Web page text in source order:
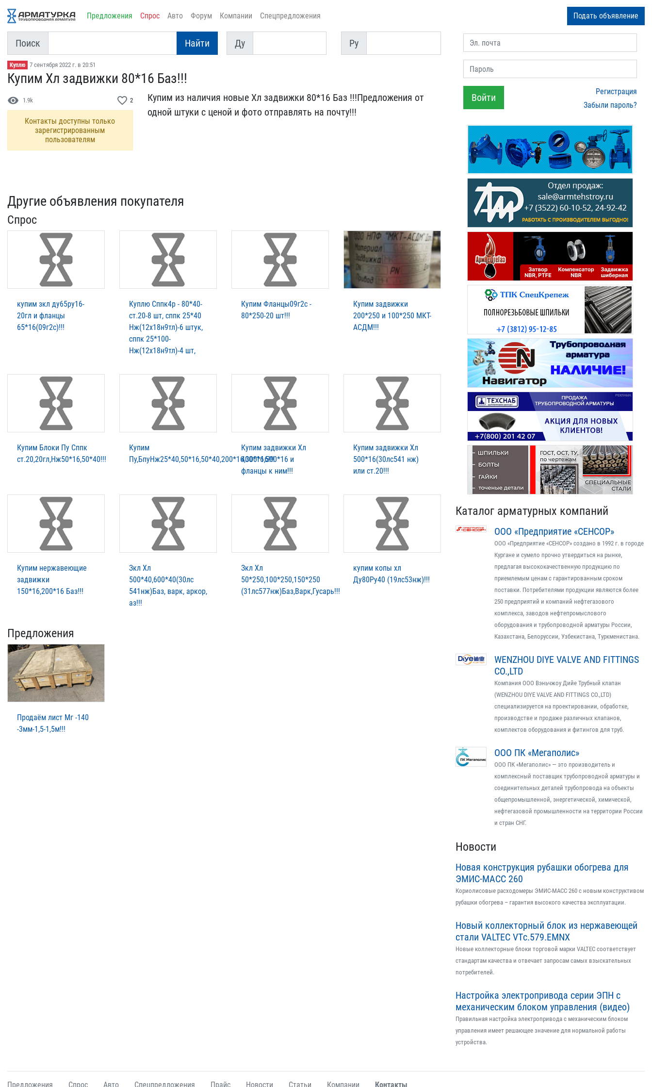
Предложения Спрос Авто Форум Компании Спецпредложения Подать объявление
Поиск Найти
Ду
Ду
Py
Py
Куплю 7 сентября 2022 г. в 20:51
Купим Хл задвижки 80*16​ Баз!!!
visibility 1.9k favorite_border 2
Контакты доступны только
зарегистрированным
пользователям
Купим из наличия новые Х​л задвижки 80*16 Баз !!​!Предложения от
одной шт​уки с ценой и фото отпр​авлять на почту!!!
Другие объявления покупателя
Спрос
купим зкл ду65ру16-
20гл и фланцы
65*16(09г2с)!!!
Куплю Сппк4р - 80*40-
ст.20-8 шт, сппк 25*40
Нж(12х18н9тл)-6 штук,
сппк 25*100-
Нж(12х18н9тл)-4 шт,
Купим Фланцы09г2с -
80*250-20 шт!!!
Купим задвижки
200*250 и 100*250 МКТ-
АСДМ!!!
Купим Блоки Пу Сппк
ст.20,20гл,Нж50*16,50*40!!!
Купим
Пу,БпуНж25*40,50*16,50*40,200*16,300*16!!!
Купим задвижки Хл
400*16,500*16 и
фланцы к ним!!!
Купим задвижки Хл
500*16(30лс541 нж)
или ст.20!!!
Купим нержавеющие
задвижки
150*16,200*16 Баз!!!
Зкл Хл
500*40,600*40(30лс
541нж)Баз, варк, аркор,
аз!!!
Зкл Хл
50*250,100*250,150*250
(31лс577нж)Баз,Варк,Гусарь!!!
купим копы хл
Ду80Ру40 (19лс53нж)!!!
Предложения
Продаём лист Мг -140
-3мм-1,5-1,5м!!!
Эл. почта
Пароль
Войти
Регистрация
Забыли пароль?
Каталог арматурных компаний
ООО «Предприятие «СЕНСОР»
ООО «Предприятие «СЕНСОР» создано в 1992 г. в городе
Кургане и сумело прочно утвердиться на рынке,
предлагая высококачественную продукцию по
приемлемым ценам с гарантированным сроком
поставки. Потребителями продукции являются более
250 предприятий и компаний нефтегазового
комплекса, заводов нефтепромыслового
оборудования и трубопроводной арматуры России,
Казахстана, Белоруссии, Узбекистана, Туркменистана.
WENZHOU DIYE VALVE AND FITTINGS
CO.,LTD
Компания ООО Вэньчжоу Дийе Трубный клапан
(WENZHOU DIYE VALVE AND FITTINGS CO.,LTD)
специализируется на проектировании, обработке,
производстве и продаже различных клапанов,
комплектов оборудования и фитингов для труб.
ООО ПК «Мегаполис»
ООО ПК «Мегаполис» — это производитель и
комплексный поставщик трубопроводной арматуры и
соединительных деталей трубопровода на объекты
общепромышленной, энергетической, химической,
нефтегазовой промышленности на территории России
и стран СНГ.
Новости
Новая конструкция рубашки обогрева для
ЭМИС-МАСС 260
Кориолисовые расходомеры ЭМИС-МАСС 260 с новым конструктивом
рубашки обогрева – гарантия высокого качества эксплуатации.
Новый коллекторный блок из нержавеющей
стали VALTEC VTс.579.EMNX
Новые коллекторные блоки торговой марки VALTEC соответствует
стандартам качества и отвечает запросам самых взыскательных
потребителей.
Настройка электропривода серии ЭПН с
механическим блоком управления (видео)
Правильная настройка электропривода с механическим блоком
управления имеет решающее значение для нормальной работы
устройства.
Предложения Спрос Авто Спецпредложения Прайс Новости Статьи Компании Контакты